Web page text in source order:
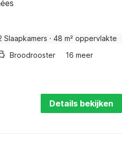
Slaapkamers · 48 m² oppervlakte
Broodrooster 16 meer
Details bekijken